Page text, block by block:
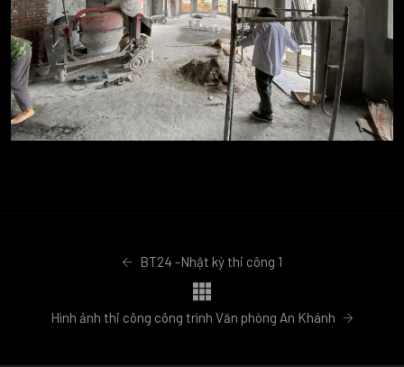
BT24 -Nhật ký thi công 1
Hình ảnh thi công công trình Văn phòng An Khánh